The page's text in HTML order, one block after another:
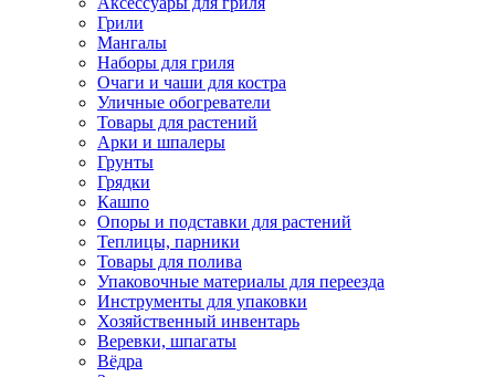
Грили
Мангалы
Наборы для гриля
Очаги и чаши для костра
Уличные обогреватели
Товары для растений
Арки и шпалеры
Грунты
Грядки
Кашпо
Опоры и подставки для растений
Теплицы, парники
Товары для полива
Упаковочные материалы для переезда
Инструменты для упаковки
Хозяйственный инвентарь
Веревки, шпагаты
Вёдра